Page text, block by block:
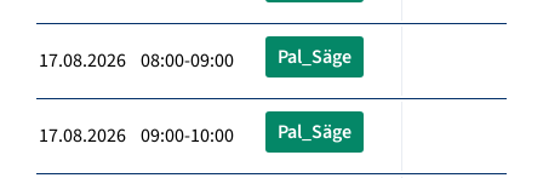
17.08.2026 08:00-09:00 Pal_Säge
17.08.2026 09:00-10:00 Pal_Säge